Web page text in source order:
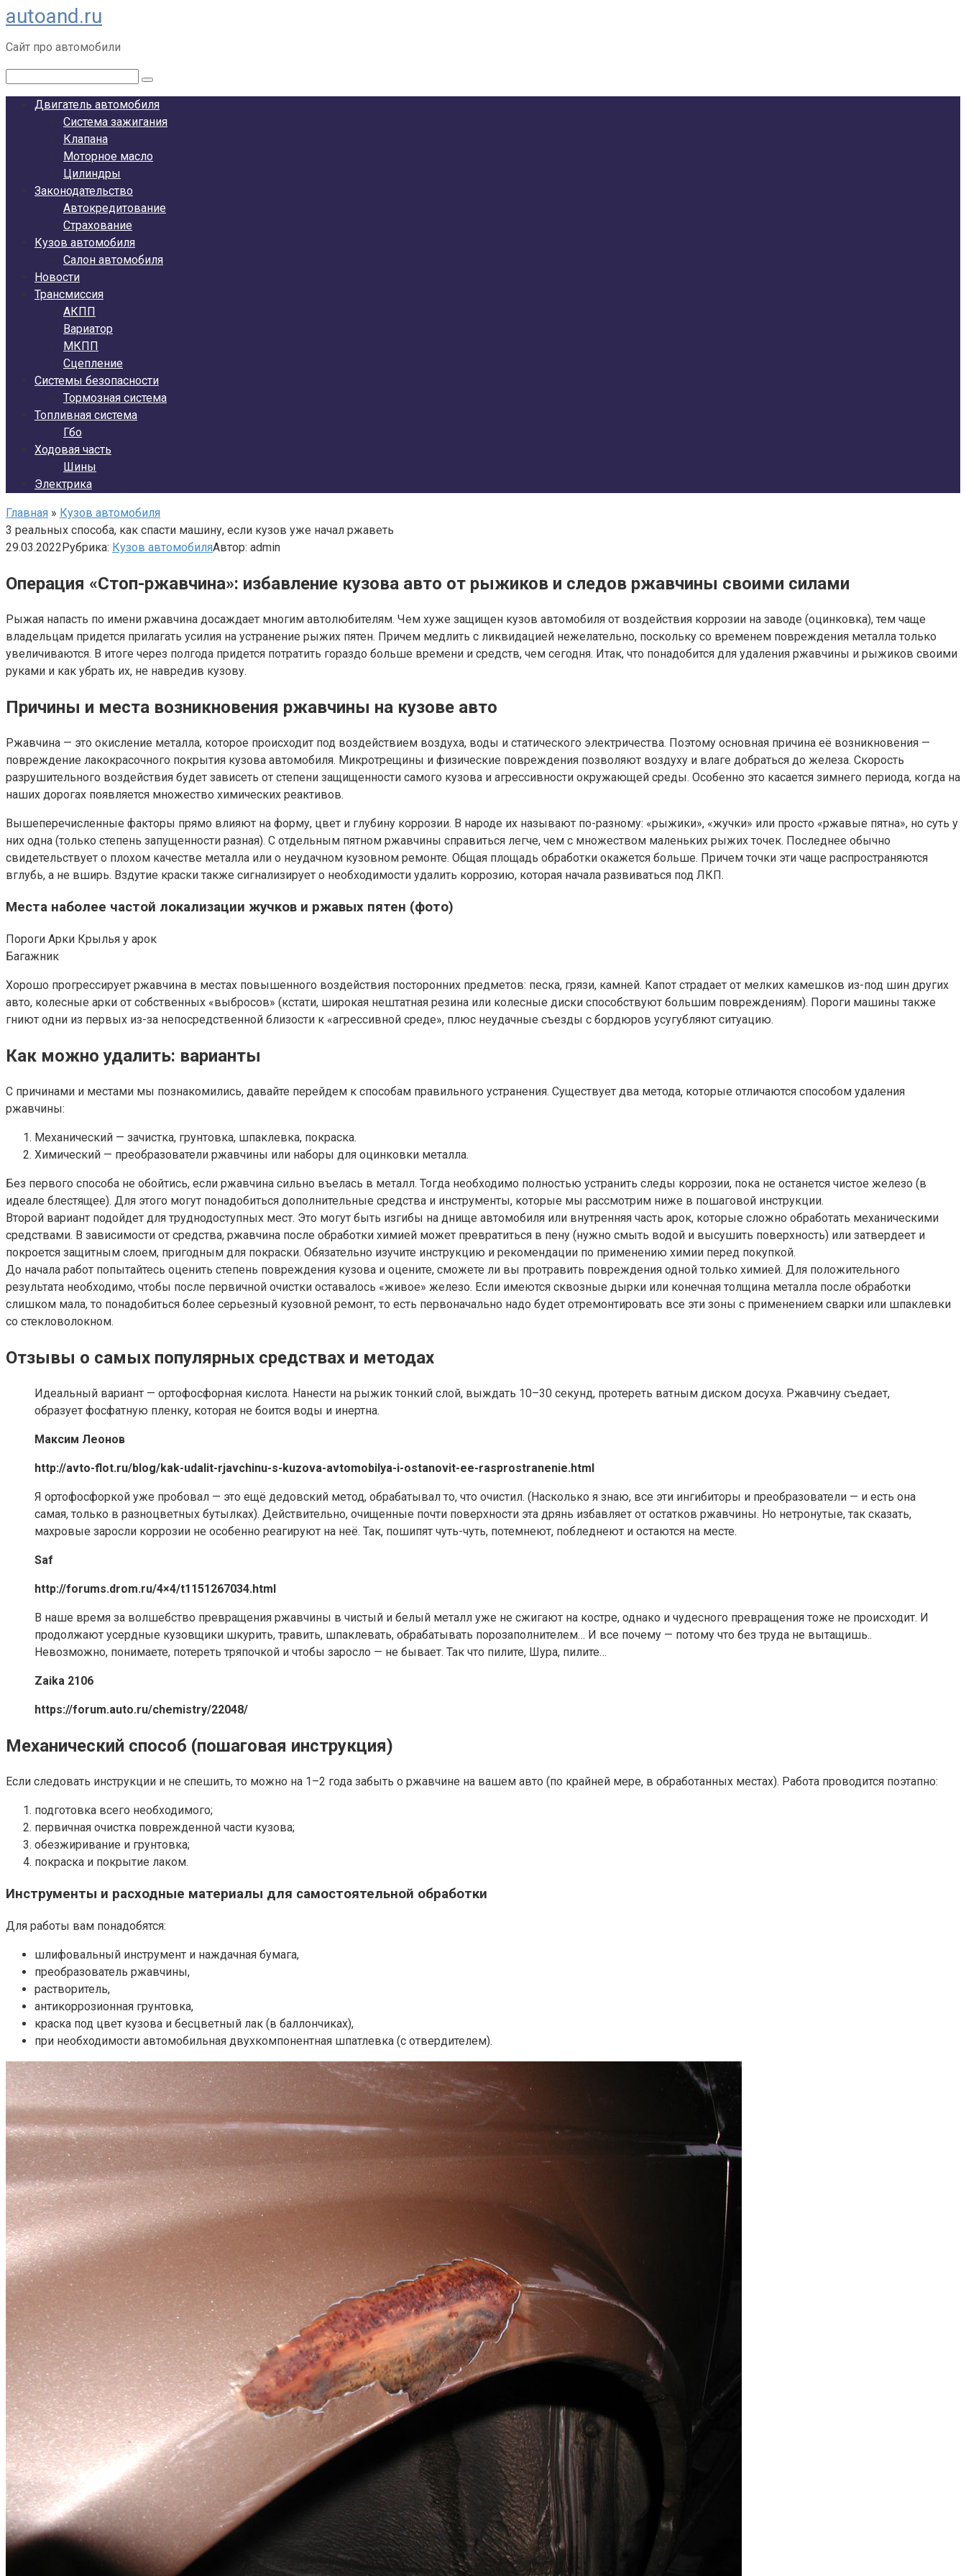
Перейти
к
контенту
autoand.ru
Сайт про автомобили
Двигатель автомобиля
Система зажигания
Клапана
Моторное масло
Цилиндры
Законодательство
Автокредитование
Страхование
Кузов автомобиля
Салон автомобиля
Новости
Трансмиссия
АКПП
Вариатор
МКПП
Сцепление
Системы безопасности
Тормозная система
Топливная система
Гбо
Ходовая часть
Шины
Электрика
Главная » Кузов автомобиля
3 реальных способа, как спасти машину, если кузов уже начал ржаветь
29.03.2022Рубрика: Кузов автомобиляАвтор: admin
Операция «Стоп-ржавчина»: избавление кузова авто от рыжиков и следов ржавчины своими силами
Рыжая напасть по имени ржавчина досаждает многим автолюбителям. Чем хуже защищен кузов автомобиля от воздействия коррозии на заводе (оцинковка), тем чаще
владельцам придется прилагать усилия на устранение рыжих пятен. Причем медлить с ликвидацией нежелательно, поскольку со временем повреждения металла только
увеличиваются. В итоге через полгода придется потратить гораздо больше времени и средств, чем сегодня. Итак, что понадобится для удаления ржавчины и рыжиков своими
руками и как убрать их, не навредив кузову.
Причины и места возникновения ржавчины на кузове авто
Ржавчина — это окисление металла, которое происходит под воздействием воздуха, воды и статического электричества. Поэтому основная причина её возникновения —
повреждение лакокрасочного покрытия кузова автомобиля. Микротрещины и физические повреждения позволяют воздуху и влаге добраться до железа. Скорость
разрушительного воздействия будет зависеть от степени защищенности самого кузова и агрессивности окружающей среды. Особенно это касается зимнего периода, когда на
наших дорогах появляется множество химических реактивов.
Вышеперечисленные факторы прямо влияют на форму, цвет и глубину коррозии. В народе их называют по-разному: «рыжики», «жучки» или просто «ржавые пятна», но суть у
них одна (только степень запущенности разная). С отдельным пятном ржавчины справиться легче, чем с множеством маленьких рыжих точек. Последнее обычно
свидетельствует о плохом качестве металла или о неудачном кузовном ремонте. Общая площадь обработки окажется больше. Причем точки эти чаще распространяются
вглубь, а не вширь. Вздутие краски также сигнализирует о необходимости удалить коррозию, которая начала развиваться под ЛКП.
Места наболее частой локализации жучков и ржавых пятен (фото)
Пороги Арки Крылья у арок
Багажник
Хорошо прогрессирует ржавчина в местах повышенного воздействия посторонних предметов: песка, грязи, камней. Капот страдает от мелких камешков из-под шин других
авто, колесные арки от собственных «выбросов» (кстати, широкая нештатная резина или колесные диски способствуют большим повреждениям). Пороги машины также
гниют одни из первых из-за непосредственной близости к «агрессивной среде», плюс неудачные съезды с бордюров усугубляют ситуацию.
Как можно удалить: варианты
С причинами и местами мы познакомились, давайте перейдем к способам правильного устранения. Существует два метода, которые отличаются способом удаления
ржавчины:
Механический — зачистка, грунтовка, шпаклевка, покраска.
Химический — преобразователи ржавчины или наборы для оцинковки металла.
Без первого способа не обойтись, если ржавчина сильно въелась в металл. Тогда необходимо полностью устранить следы коррозии, пока не останется чистое железо (в
идеале блестящее). Для этого могут понадобиться дополнительные средства и инструменты, которые мы рассмотрим ниже в пошаговой инструкции.
Второй вариант подойдет для труднодоступных мест. Это могут быть изгибы на днище автомобиля или внутренняя часть арок, которые сложно обработать механическими
средствами. В зависимости от средства, ржавчина после обработки химией может превратиться в пену (нужно смыть водой и высушить поверхность) или затвердеет и
покроется защитным слоем, пригодным для покраски. Обязательно изучите инструкцию и рекомендации по применению химии перед покупкой.
До начала работ попытайтесь оценить степень повреждения кузова и оцените, сможете ли вы протравить повреждения одной только химией. Для положительного
результата необходимо, чтобы после первичной очистки оставалось «живое» железо. Если имеются сквозные дырки или конечная толщина металла после обработки
слишком мала, то понадобиться более серьезный кузовной ремонт, то есть первоначально надо будет отремонтировать все эти зоны с применением сварки или шпаклевки
со стекловолокном.
Отзывы о самых популярных средствах и методах
Идеальный вариант — ортофосфорная кислота. Нанести на рыжик тонкий слой, выждать 10–30 секунд, протереть ватным диском досуха. Ржавчину съедает,
образует фосфатную пленку, которая не боится воды и инертна.
Максим Леонов
http://avto-flot.ru/blog/kak-udalit-rjavchinu-s-kuzova-avtomobilya-i-ostanovit-ee-rasprostranenie.html
Я ортофосфоркой уже пробовал — это ещё дедовский метод, обрабатывал то, что очистил. (Насколько я знаю, все эти ингибиторы и преобразователи — и есть она
самая, только в разноцветных бутылках). Действительно, очищенные почти поверхности эта дрянь избавляет от остатков ржавчины. Но нетронутые, так сказать,
махровые заросли коррозии не особенно реагируют на неё. Так, пошипят чуть-чуть, потемнеют, побледнеют и остаются на месте.
Saf
http://forums.drom.ru/4×4/t1151267034.html
В наше время за волшебство превращения ржавчины в чистый и белый металл уже не сжигают на костре, однако и чудесного превращения тоже не происходит. И
продолжают усердные кузовщики шкурить, травить, шпаклевать, обрабатывать порозаполнителем… И все почему — потому что без труда не вытащишь..
Невозможно, понимаете, потереть тряпочкой и чтобы заросло — не бывает. Так что пилите, Шура, пилите…
Zaika 2106
https://forum.auto.ru/chemistry/22048/
Механический способ (пошаговая инструкция)
Если следовать инструкции и не спешить, то можно на 1–2 года забыть о ржавчине на вашем авто (по крайней мере, в обработанных местах). Работа проводится поэтапно:
подготовка всего необходимого;
первичная очистка поврежденной части кузова;
обезжиривание и грунтовка;
покраска и покрытие лаком.
Инструменты и расходные материалы для самостоятельной обработки
Для работы вам понадобятся:
шлифовальный инструмент и наждачная бумага,
преобразователь ржавчины,
растворитель,
антикоррозионная грунтовка,
краска под цвет кузова и бесцветный лак (в баллончиках),
при необходимости автомобильная двухкомпонентная шпатлевка (с отвердителем).